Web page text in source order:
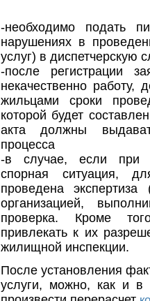
-необходимо подать
нарушениях в
услуг) в диспетчерскую
-после регистрации
некачественно работу,
жильцами сроки
которой будет
акта должны
процесса
-в случае, если при
спорная ситуация,
проведена экспертиза
организацией,
проверка. Кроме
привлекать к их
жилищной инспекции.
После установления
услуги, можно, как и в